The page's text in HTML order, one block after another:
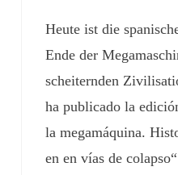
Heute ist die
Ende der
scheiternden
ha publicado la
la megamáquina.
en en vías de